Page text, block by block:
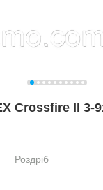
Crossfire II 3-
Роздріб